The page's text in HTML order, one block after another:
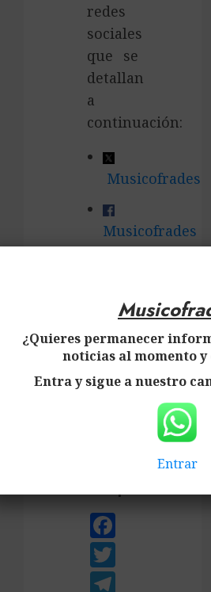
redes
sociales
que se
detallan
a
continuación:
Musicofrades
Musicofrades
Agradecemos
vuestra
ayuda
y
colaboración.
¿Quieres permanecer
noticias al momento
Entra y sigue a nuestro
Entrar